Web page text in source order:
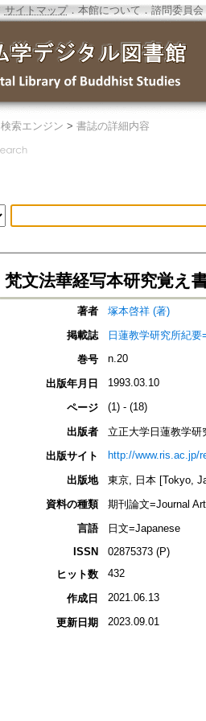
サイトマップ．本館について ． 諮問委員会
検索エンジン > 書誌の詳細内容
梵文法華経写本研究覚え
著者
塚本啓祥 (著)
掲載誌
日蓮教学研究所紀
巻号
n.20
出版年月日 1993.03.10
ページ (1) - (18)
出版者
立正大学日蓮教学研
出版サイト
http://www.ris.ac.jp/
出版地
東京, 日本 [Tokyo,
資料の種類
期刊論文=Journal
言語
日文=Japanese
ISSN
02875373 (P)
ヒット数
432
作成日 2021.06.13
更新日期 2023.09.01